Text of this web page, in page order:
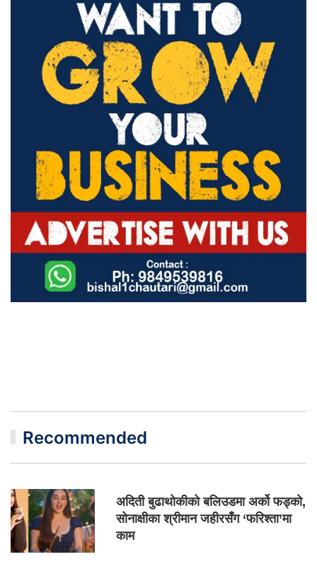
Recommended
अदिती बुढाथोकीको बलिउडमा अर्को फड्को,
सोनाक्षीका श्रीमान जहीरसँग ‘फरिश्ता’मा
काम